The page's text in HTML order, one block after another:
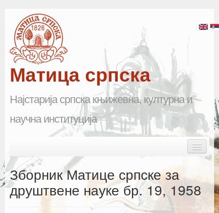
Матица српска
Најстарија српска књижевна, културна и
научна институција
Почетна
Матица српска
Зборник Матице српске за
друштвене науке бр. 19, 1958